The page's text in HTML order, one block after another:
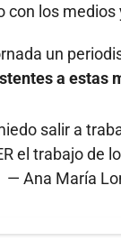
con los medios
un
a estas
salir a
el trabajo de
— Ana María